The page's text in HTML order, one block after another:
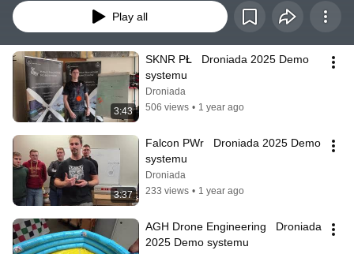
Play all
3:43
SKNR PŁ   Droniada 2025 Demo
systemu
Droniada
506 views • 1 year ago
3:37
Falcon PWr   Droniada 2025 Demo
systemu
Droniada
233 views • 1 year ago
AGH Drone Engineering   Droniada
2025 Demo systemu